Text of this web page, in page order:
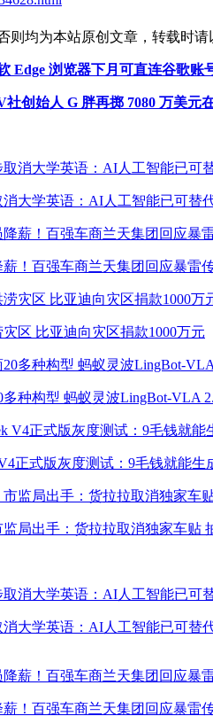
则均为本站原创文章，转载时请
Edge 浏览器下月可直连谷歌账
创始人 G 胖再掷 7080 万美元
大学英语：AI人工智能已可替
！百强车商兰天集团回应暴雷
区 比亚迪向灾区捐款1000万元
种构型 蚂蚁灵波LingBot-VLA
正式版灰度测试：9毛钱就能生
局出手：货拉拉取消独家车贴
大学英语：AI人工智能已可替
！百强车商兰天集团回应暴雷